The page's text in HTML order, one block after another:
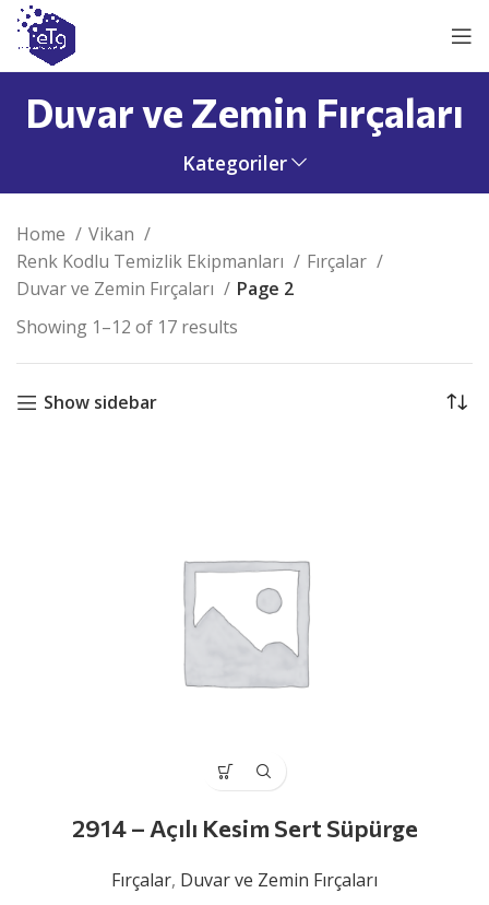
Duvar ve Zemin Fırçaları
Kategoriler
Home
Vikan
Renk Kodlu Temizlik Ekipmanları
Fırçalar
Duvar ve Zemin Fırçaları
Page 2
Showing 1–12 of 17 results
Show sidebar
2914 – Açılı Kesim Sert Süpürge
Fırçalar, Duvar ve Zemin Fırçaları